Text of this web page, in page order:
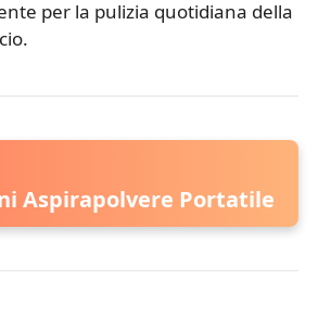
per la pulizia quotidiana della
Aspirapolvere Portatile